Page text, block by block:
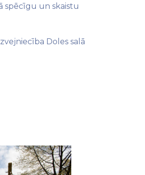
spēcīgu un skaistu
Doles salā